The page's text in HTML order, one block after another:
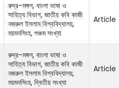
রুদ্র-মঙ্গল, বাংলা ভাষা ও
সাহিত্য বিভাগ, জাতীয় কবি কাজী
নজরুল ইসলাম বিশ্ববিদ্যালয়,
ময়মনসিংহ, পঞ্চম সংখ্যা
Article
রুদ্র-মঙ্গল, বাংলা ভাষা ও
সাহিত্য বিভাগ, জাতীয় কবি কাজী
নজরুল ইসলাম বিশ্ববিদ্যালয়,
ময়মনসিংহ, দ্বিতীয় সংখ্যা
Article